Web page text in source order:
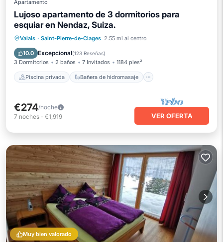
Apartamento
Lujoso apartamento de 3 dormitorios para
esquiar en Nendaz, Suiza.
Valais · Saint-Pierre-de-Clages 2.55 mi al centro
10.0 Excepcional(123 Reseñas)
3 Dormitorios 2 baños 7 Invitados 1184 pies²
Piscina privada Bañera de hidromasaje
Piscina privada
Bañera de hidromasaje
Aparcamiento
€274/noche
7 noches - €1,919 VER OFERTA
Muy bien valorado